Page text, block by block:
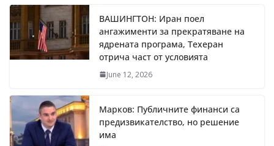
ВАШИНГТОН: Иран поел
ангажименти за прекратяване на
ядрената програма, Техеран
отрича част от условията
June 12, 2026
Марков: Публичните финанси са
предизвикателство, но решение
има